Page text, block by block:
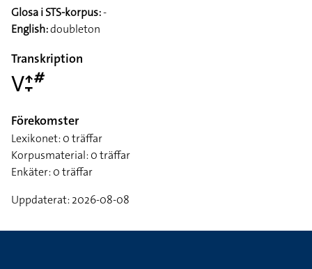
Glosa i STS-korpus:-
English:doubleton
Transkription
􌤭􌤴􌥙􌥺
Förekomster
Lexikonet: 0 träffar
Korpusmaterial: 0 träffar
Enkäter: 0 träffar
Uppdaterat: 2026-08-08